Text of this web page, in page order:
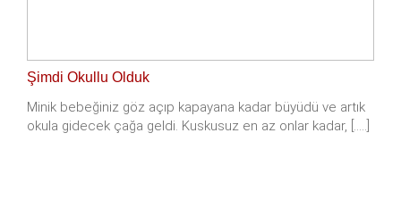
Şimdi Okullu Olduk
Minik bebeğiniz göz açıp kapayana kadar büyüdü ve artık
okula gidecek çağa geldi. Kuskusuz en az onlar kadar, [.....]